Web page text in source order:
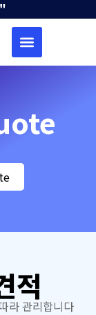
적
라 관리합니다